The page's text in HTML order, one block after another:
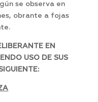
se observa en
obrante a fojas
EN
USO DE SUS